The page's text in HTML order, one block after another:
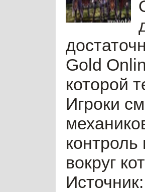
Gold
которой
Игроки
вокруг